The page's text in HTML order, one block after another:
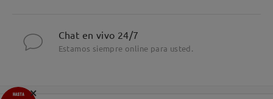
Chat en vivo 24/7
Estamos siempre online para usted.
×